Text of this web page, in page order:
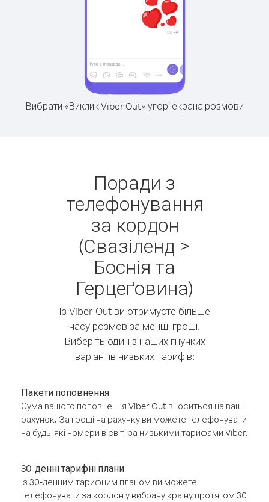
Вибрати «Виклик Viber Out» угорі екрана розмови
Поради з
телефонування
за кордон
(Свазіленд >
Боснія та
Герцеґовина)
Із Viber Out ви отримуєте більше
часу розмов за менші гроші.
Виберіть один з наших гнучких
варіантів низьких тарифів:
Пакети поповнення
Сума вашого поповнення Viber Out вноситься на ваш
рахунок. За гроші на рахунку ви можете телефонувати
на будь-які номери в світі за низькими тарифами Viber.
30-денні тарифні плани
Із 30-денним тарифним планом ви можете
телефонувати за кордон у вибрану країну протягом 30